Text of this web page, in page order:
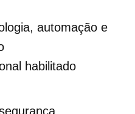
automação e
habilitado